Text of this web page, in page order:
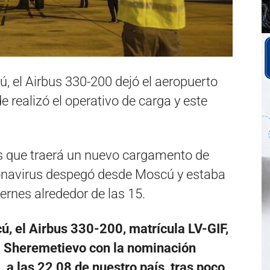
el Airbus 330-200 dejó el aeropuerto
realizó el operativo de carga y este
traerá un nuevo cargamento de
despegó desde Moscú y estaba
alrededor de las 15.
el Airbus 330-200, matrícula LV-GIF,
con la nominación